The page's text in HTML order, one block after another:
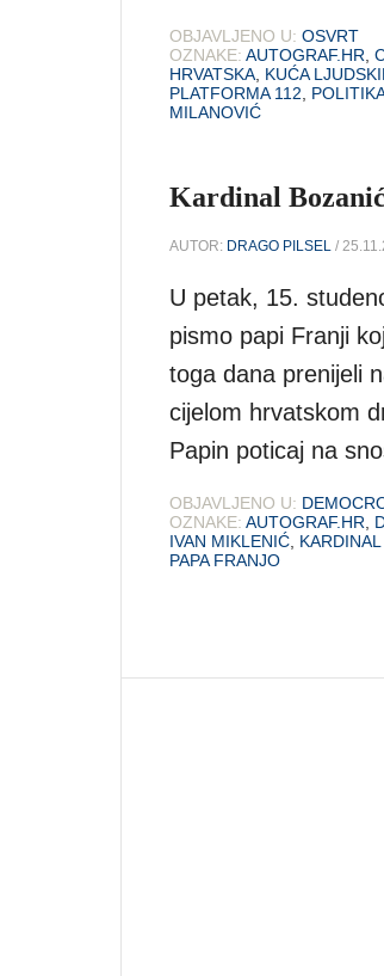
OBJAVLJENO U: OSVRT
OZNAKE: AUTOGRAF.HR
HRVATSKA KUĆA
PLATFORMA 112
MILANOVIĆ
Kardinal
AUTOR: DRAGO PILSEL /
U petak, 15.
pismo papi Franji
toga dana prenijeli
cijelom hrvatskom
Papin poticaj na
OBJAVLJENO U:
OZNAKE: AUTOGRAF.HR
IVAN MIKLENIĆ
PAPA FRANJO